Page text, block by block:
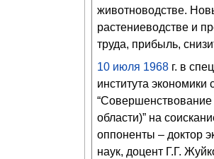
животноводстве.
растениеводстве и
труда, прибыль,
10 июля 1968г. в
института
“Совершенствование
области)” на
оппоненты – доктор
наук, доцент Г.Г.